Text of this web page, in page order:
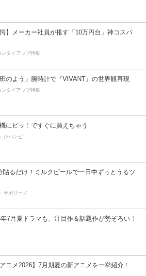
愕】メーカー社員が推す「10万円台」神コスパ
ンタイアップ特集
班のよう」腕時計で『VIVANT』の世界観再現
ンタイアップ特集
にピッ！ですぐに買えちゃう
ジハンピ
貼るだけ！ミルクピールで一日中ずっとうるツ
サボリーノ
7月夏ドラマも、注目作＆話題作が勢ぞろい！
アニメ2026】7月期夏の新アニメを一挙紹介！